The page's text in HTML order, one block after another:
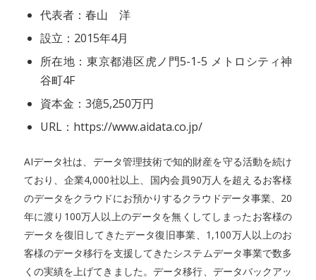
代表者：春山 洋
設立：2015年4月
所在地：東京都港区虎ノ門5-1-5 メトロシティ神
谷町4F
資本金：3億5,250万円
URL：https://www.aidata.co.jp/
AIデータ社は、データ管理技術で知的財産を守る活動を続け
ており、企業4,000社以上、国内会員90万人を超えるお客様
のデータをクラウドにお預かりするクラウドデータ事業、20
年に渡り100万人以上のデータを無くしてしまったお客様の
データを復旧してきたデータ復旧事業、1,100万人以上のお
客様のデータ移行を支援してきたシステムデータ事業で数多
くの実績を上げてきました。データ移行、データバックアッ